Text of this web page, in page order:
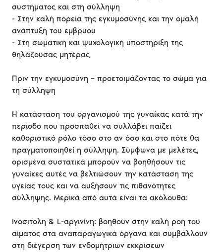
συστήματος και στη σύλληψη
- Στην καλή πορεία της εγκυμοσύνης και την ομαλή
ανάπτυξη του εμβρύου
- Στη σωματική και ψυχολογική υποστήριξη της
θηλάζουσας μητέρας
Πριν την εγκυμοσύνη – προετοιμάζοντας το σώμα για
τη σύλληψη
Η κατάσταση του οργανισμού της γυναίκας κατά την
περίοδο που προσπαθεί να συλλάβει παίζει
καθοριστικό ρόλο τόσο στο αν όσο και στο πότε θα
πραγματοποιηθεί η σύλληψη. Σύμφωνα με μελέτες,
ορισμένα συστατικά μπορούν να βοηθήσουν τις
γυναίκες αυτές να βελτιώσουν την κατάσταση της
υγείας τους και να αυξήσουν τις πιθανότητες
σύλληψης. Μερικά από αυτά είναι τα ακόλουθα:
Ινοσιτόλη & L-αργινίνη: βοηθούν στην καλή ροή του
αίματος στα αναπαραγωγικά όργανα και συμβάλλουν
στη διέγερση των ενδομήτριων εκκρίσεων